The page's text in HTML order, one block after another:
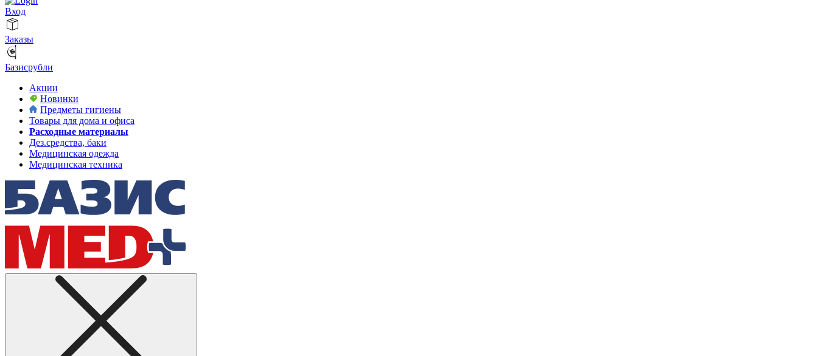
Вход
Заказы
Базисрубли
Акции
Новинки
Предметы гигиены
Товары для дома и офиса
Расходные материалы
Дез.средства, баки
Медицинская одежда
Медицинская техника